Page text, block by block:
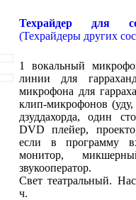
Техрайдер для
(Техрайдеры других
1 вокальный
линии для
микрофона для
клип-микрофонов
дзуддахорда, один
DVD плейер,
если в программу
монитор,
звукооператор.
Свет театральный.
ч.